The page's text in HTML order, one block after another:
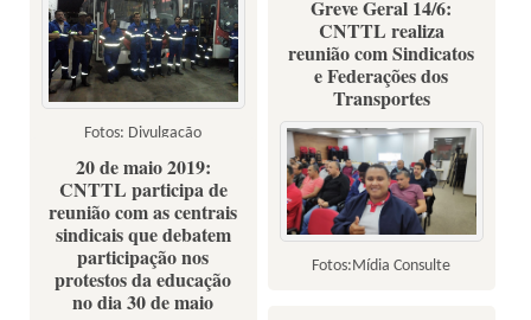
Fotos: Divulgação
Greve Geral 14/6:
CNTTL realiza
reunião com Sindicatos
e Federações dos
Transportes
Fotos:Mídia Consulte
20 de maio 2019:
CNTTL participa de
reunião com as centrais
sindicais que debatem
participação nos
protestos da educação
no dia 30 de maio